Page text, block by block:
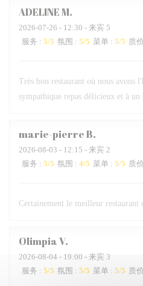
ADELINEM
2026-07-26 - 12:30 - 来宾 5
服务 : 5/5 氛围 : 5/5 菜单 : 5/5 质
Très bon restaurant où nous avons
sympathique repas délicieux et à
marie-pierreB
2026-08-03 - 12:15 - 来宾 2
服务 : 5/5 氛围 : 4/5 菜单 : 5/5 质
Certainement le meilleur restaurant
OlimpiaV
2026-08-04 - 19:00 - 来宾 3
服务 : 5/5 氛围 : 5/5 菜单 : 5/5 质